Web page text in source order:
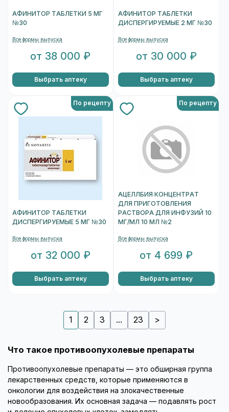
АФИНИТОР ТАБЛЕТКИ 5 МГ
№30
Все формы выпуска
от 38 000 ₽
Выбрать аптеку
АФИНИТОР ТАБЛЕТКИ
ДИСПЕРГИРУЕМЫЕ 2 МГ №30
Все формы выпуска
от 30 000 ₽
Выбрать аптеку
По рецепту
АФИНИТОР ТАБЛЕТКИ
ДИСПЕРГИРУЕМЫЕ 5 МГ №30
Все формы выпуска
от 32 000 ₽
Выбрать аптеку
По рецепту
АЦЕЛЛБИЯ КОНЦЕНТРАТ
ДЛЯ ПРИГОТОВЛЕНИЯ
РАСТВОРА ДЛЯ ИНФУЗИЙ 10
МГ/МЛ 10 МЛ №2
Все формы выпуска
от 4 699 ₽
Выбрать аптеку
1 2 3 ... 23 >
Что такое противоопухолевые препараты
Противоопухолевые препараты — это обширная группа
лекарственных средств, которые применяются в
онкологии для воздействия на злокачественные
новообразования. Их основная задача — подавлять рост